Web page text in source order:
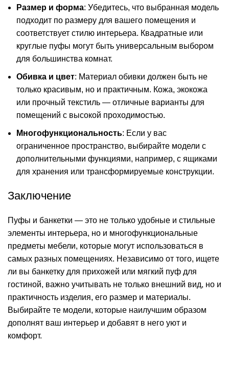
Размер и форма: Убедитесь, что выбранная модель
подходит по размеру для вашего помещения и
соответствует стилю интерьера. Квадратные или
круглые пуфы могут быть универсальным выбором
для большинства комнат.
Обивка и цвет: Материал обивки должен быть не
только красивым, но и практичным. Кожа, экокожа
или прочный текстиль — отличные варианты для
помещений с высокой проходимостью​.
Многофункциональность: Если у вас
ограниченное пространство, выбирайте модели с
дополнительными функциями, например, с ящиками
для хранения или трансформируемые конструкции​.
Заключение
Пуфы и банкетки — это не только удобные и стильные
элементы интерьера, но и многофункциональные
предметы мебели, которые могут использоваться в
самых разных помещениях. Независимо от того, ищете
ли вы банкетку для прихожей или мягкий пуф для
гостиной, важно учитывать не только внешний вид, но и
практичность изделия, его размер и материалы.
Выбирайте те модели, которые наилучшим образом
дополнят ваш интерьер и добавят в него уют и
комфорт.